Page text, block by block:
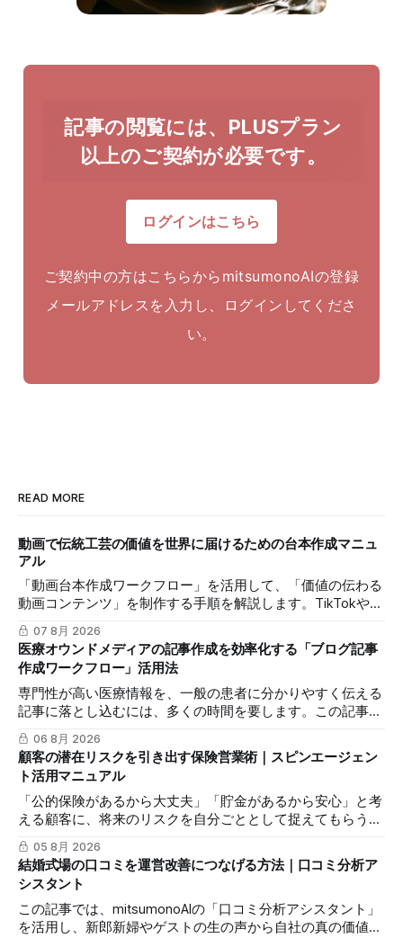
記事の閲覧には、PLUSプラン
以上のご契約が必要です。
ログインはこちら
ご契約中の方はこちらからmitsumonoAIの登録
メールアドレスを入力し、ログインしてくださ
い。
READ MORE
動画で伝統工芸の価値を世界に届けるための台本作成マニュ
アル
「動画台本作成ワークフロー」を活用して、「価値の伝わる
動画コンテンツ」を制作する手順を解説します。TikTokや
Instagramリールを通じた、国内若年層および海外市場への
効果的な発信を支援します。
07 8月 2026
医療オウンドメディアの記事作成を効率化する「ブログ記事
作成ワークフロー」活用法
専門性が高い医療情報を、一般の患者に分かりやすく伝える
記事に落とし込むには、多くの時間を要します。この記事で
は、mitsumonoAIの「ブログ記事作成ワークフロー」を活用
し、SEOに配慮した質の高いブログ記事を効率的に作成し、
発信力を最大化する方法を解説します。
06 8月 2026
顧客の潜在リスクを引き出す保険営業術｜スピンエージェン
ト活用マニュアル
「公的保険があるから大丈夫」「貯金があるから安心」と考
える顧客に、将来のリスクを自分ごととして捉えてもらうの
は簡単ではありません。この記事では、mitsumonoAIの「ス
ピンエージェント」を活用し、顧客の反論すらも対話の糸口
に変え、納得感を高めて成約に繋げる具体的な3つのステッ
プを解説します。
05 8月 2026
結婚式場の口コミを運営改善につなげる方法｜口コミ分析ア
シスタント
この記事では、mitsumonoAIの「口コミ分析アシスタント」
を活用し、新郎新婦やゲストの生の声から自社の真の価値を